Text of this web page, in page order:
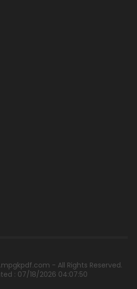
- All Rights Reserved.
: 07/18/2026 04:07:50